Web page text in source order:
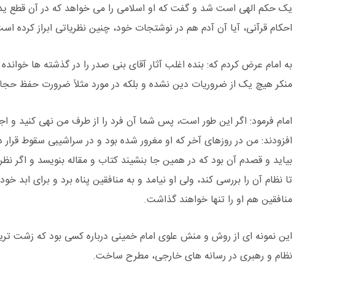
یک حکم الهی است شد و گفت که او اسلامی را می خواهد که در آن قطع ید
احکام قرآنی، آیا آن آدم هم در نوشتجات خود، چنین نظریاتی ابراز کرده
به امام عرض کردم که: بنده اغلب آثار آقای بنی صدر را در گذشته ها
منکر هیچ یک از ضروریات دین نشده و بلکه در مورد مثلاً ضرورت حفظ
امام فرمود: اگر این طور است، پس شما آن فرد را از طرف من نهی کنید و
افزودند: من در روزهای آخر که او مغرور شده بود و در سراشیبی سقوط
بیاید و قصدم آن بود که در همین جا بنشیند کتاب و مقاله بنویسد و اگر
تا نظام آن را بررسی کند، ولی او نیامد و به منافقین پناه برد و برای ابد
منافقین هم او را تنها خواهند گذاشت.
این نمونه ای از روش و منش علوی امام خمینی درباره کسی بود که زشت
نظام و رهبری در رسانه های خارجی، مطرح ساخت.